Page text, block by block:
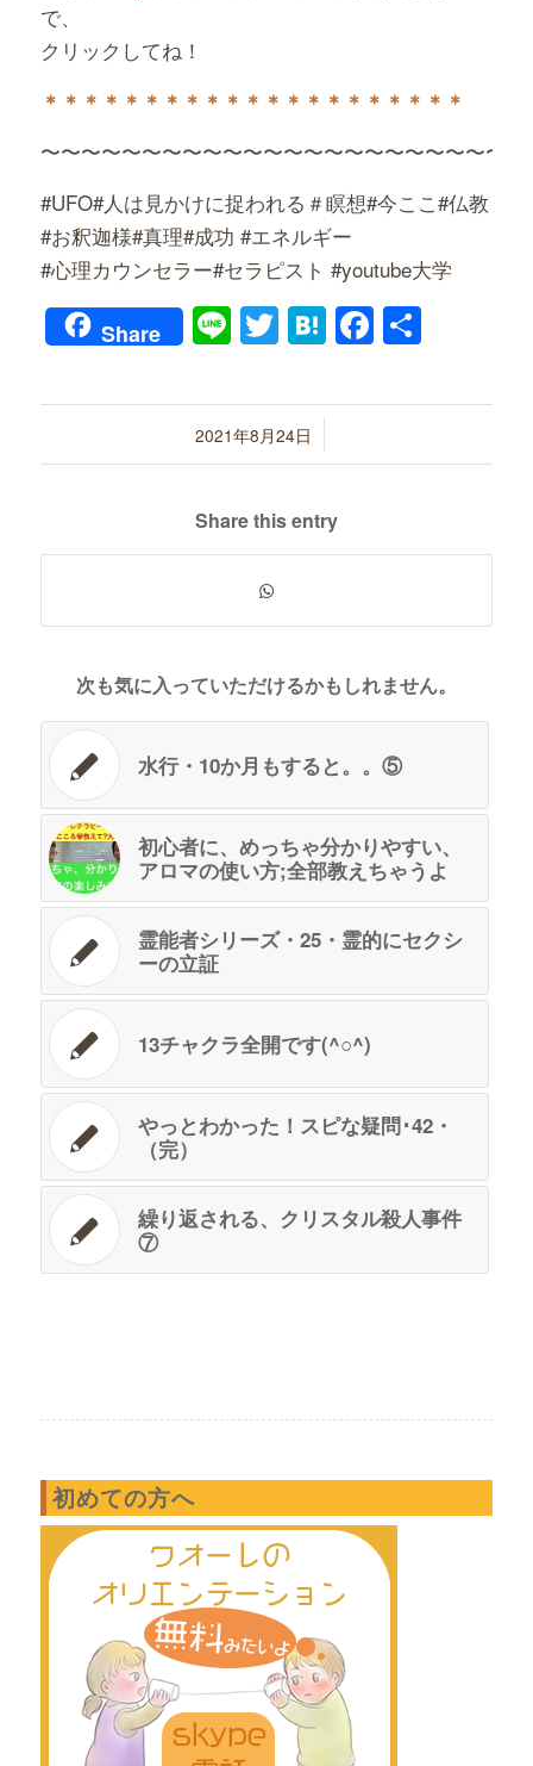
で、
クリックしてね！
＊＊＊＊＊＊＊＊＊＊＊＊＊＊＊＊＊＊＊＊＊
〜〜〜〜〜〜〜〜〜〜〜〜〜〜〜〜〜〜〜〜〜〜〜〜
#UFO#人は見かけに捉われる＃瞑想#今ここ#仏教
#お釈迦様#真理#成功 #エネルギー
#心理カウンセラー#セラピスト #youtube大学
Share LineTwitter
Hatena共
2021年8月24日
/
Share this entry
次も気に入っていただけるかもしれません。
水行・10か月もすると。。⑤
初心者に、めっちゃ分かりやすい、
アロマの使い方;全部教えちゃうよ
霊能者シリーズ・25・霊的にセクシ
ーの立証
13チャクラ全開です(^○^)
やっとわかった！スピな疑問･42・
（完）
繰り返される、クリスタル殺人事件
⑦
初めての方へ